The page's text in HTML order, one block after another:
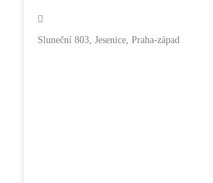
Sluneční 803, Jesenice, Praha-západ